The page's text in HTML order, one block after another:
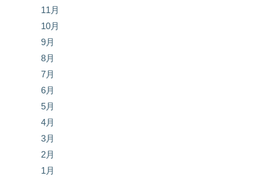
11月
10月
9月
8月
7月
6月
5月
4月
3月
2月
1月